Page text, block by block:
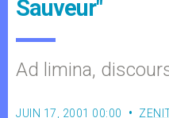
Sauveur"
Ad limina,
JUIN 17, 2001 00:00